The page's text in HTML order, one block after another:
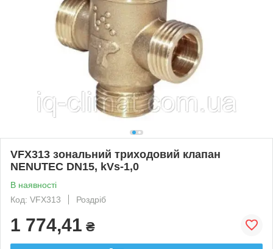
VFX313 зональний триходовий клапан
NENUTEC DN15, kVs-1,0
В наявності
Код: VFX313
Роздріб
1 774,41 ₴